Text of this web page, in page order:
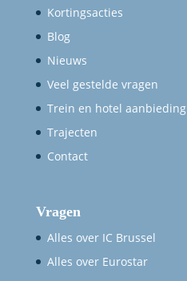
Kortingsacties
Blog
Nieuws
Veel gestelde vragen
Trein en hotel aanbieding
Trajecten
Contact
Vragen
Alles over IC Brussel
Alles over Eurostar